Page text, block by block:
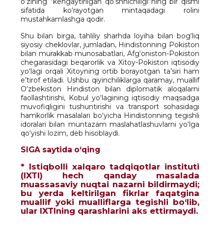
sifatida ko‘rayotgan mintaqadagi rolini
mustahkamlashga qodir.
Shu bilan birga, tahliliy sharhda loyiha bilan bog‘liq
siyosiy cheklovlar, jumladan, Hindistonning Pokiston
bilan murakkab munosabatlari, Afg‘oniston-Pokiston
chegarasidagi beqarorlik va Xitoy-Pokiston iqtisodiy
yo‘lagi orqali Xitoyning ortib borayotgan ta’siri ham
e’tirof etiladi. Ushbu qiyinchiliklarga qaramay, muallif
O‘zbekiston Hindiston bilan diplomatik aloqalarni
faollashtirishi, Kobul yo‘lagining iqtisodiy maqsadga
muvofiqligini tushuntirishi va transport sohasidagi
hamkorlik masalalari bo‘yicha Hindistonning tegishli
idoralari bilan muntazam maslahatlashuvlarni yo‘lga
qo‘yishi lozim, deb hisoblaydi.
SIGA saytida o‘qing
* Istiqbolli xalqaro tadqiqotlar instituti
(IXTI) hech qanday masalada
muassasaviy nuqtai nazarni bildirmaydi;
bu yerda keltirilgan fikrlar faqatgina
muallif yoki mualliflarga tegishli bo‘lib,
ular IXTIning qarashlarini aks ettirmaydi.